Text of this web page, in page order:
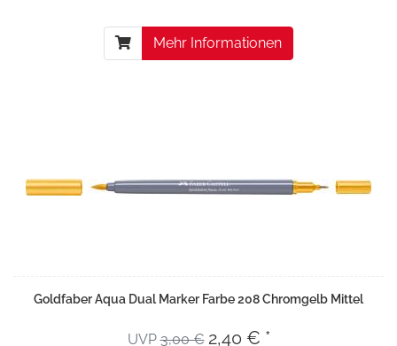
Mehr Informationen
Goldfaber Aqua Dual Marker Farbe 208 Chromgelb Mittel
UVP3,00 € 2,40 € *